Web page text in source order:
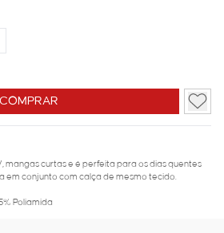
COMPRAR
mangas curtas e é perfeita para os dias quentes
em conjunto com calça de mesmo tecido.
Poliamida